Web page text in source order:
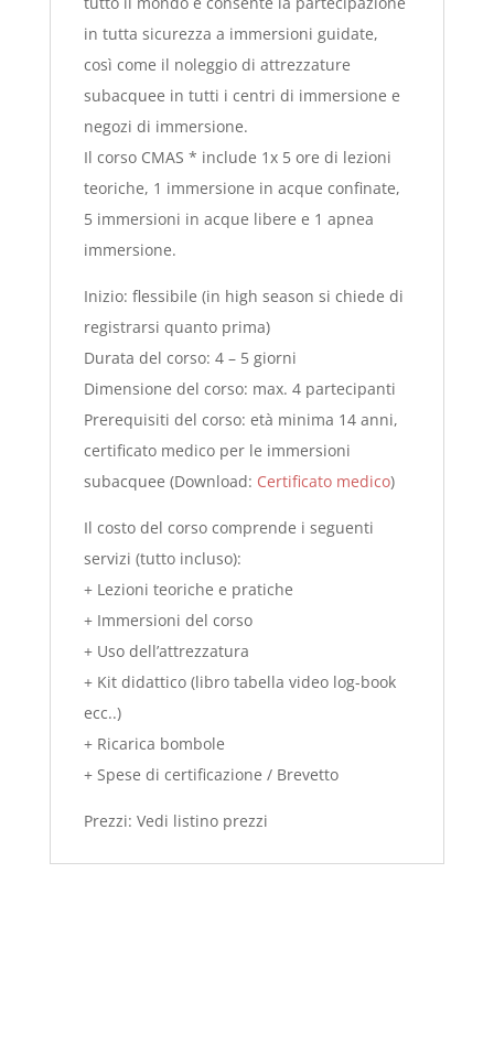
in tutta sicurezza a immersioni guidate,
così come il noleggio di attrezzature
subacquee in tutti i centri di immersione e
negozi di immersione.
Il corso CMAS * include 1x 5 ore di lezioni
teoriche, 1 immersione in acque confinate,
5 immersioni in acque libere e 1 apnea
immersione.
Inizio: flessibile (in high season si chiede di
registrarsi quanto prima)
Durata del corso: 4 – 5 giorni
Dimensione del corso: max. 4 partecipanti
Prerequisiti del corso: età minima 14 anni,
certificato medico per le immersioni
subacquee (Download: Certificato medico)
Il costo del corso comprende i seguenti
servizi (tutto incluso):
+ Lezioni teoriche e pratiche
+ Immersioni del corso
+ Uso dell’attrezzatura
+ Kit didattico (libro tabella video log-book
ecc..)
+ Ricarica bombole
+ Spese di certificazione / Brevetto
Prezzi: Vedi listino prezzi